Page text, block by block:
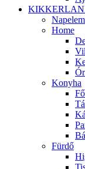
Home
Konyha
Fürdő